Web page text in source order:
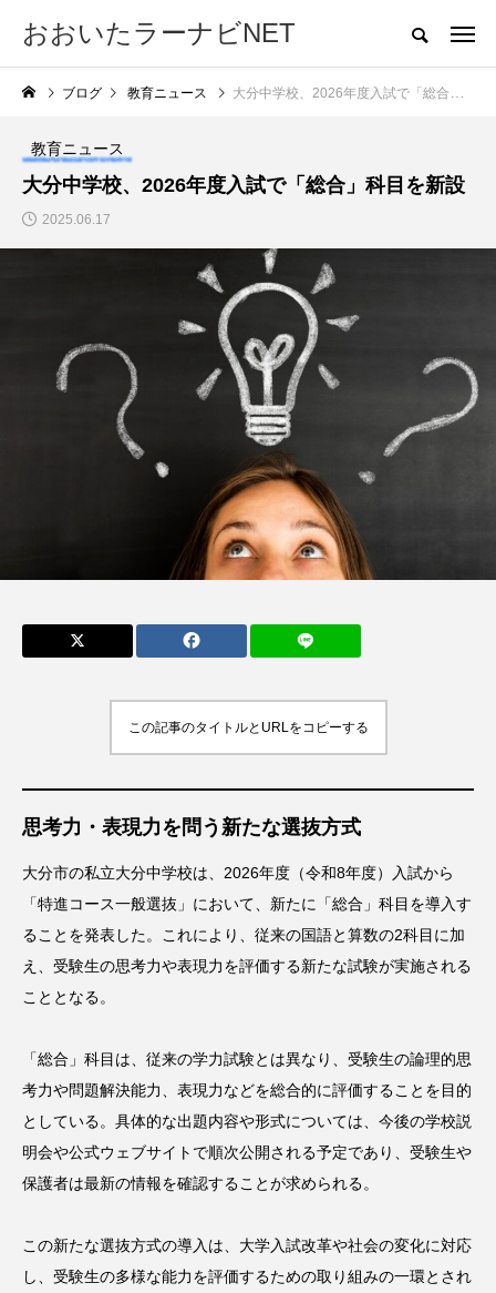
大分の受験・教育情報サイト
ホーム 幼児教育 中学入試 高校入試 大学入試 教育とお
NEW POST カテゴリー毎の最新記事
2026年度 公立高校入
試、定員120人増の70
おおいた
ラーナビ
NET編集
部
【大分県内の高校生の
皆さんへ】自治医科大
学説明会で、あなたの
未来の選択肢を広げよ
う！
部
TAG LIST タグ一覧
国語 英語 上野丘高校 舞鶴高校
教育とお金 大学受験 勉強法
高校入試 京都大学 オンライン説明会
医学部 大学説明会 教育ニュース
おおいたラーナビNET
ブログ 教育ニュース 大分中学校、2026年度入試で「総合」科目を新設
教育ニュース
大分中学校、2026年度入試で「総合」科目を新設
2025.06.17
この記事のタイトルとURLをコピーする
思考力・表現力を問う新たな選抜方式
大分市の私立大分中学校は、2026年度（令和8年度）入試から
「特進コース一般選抜」において、新たに「総合」科目を導入す
ることを発表した。これにより、従来の国語と算数の2科目に加
え、受験生の思考力や表現力を評価する新たな試験が実施される
こととなる。
「総合」科目は、従来の学力試験とは異なり、受験生の論理的思
考力や問題解決能力、表現力などを総合的に評価することを目的
としている。具体的な出題内容や形式については、今後の学校説
明会や公式ウェブサイトで順次公開される予定であり、受験生や
保護者は最新の情報を確認することが求められる。
この新たな選抜方式の導入は、大学入試改革や社会の変化に対応
し、受験生の多様な能力を評価するための取り組みの一環とされ